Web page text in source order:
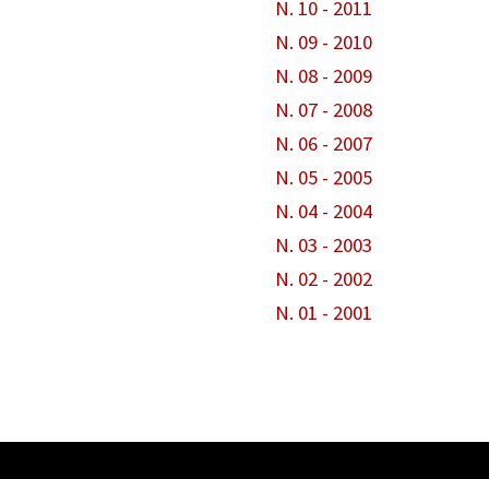
N. 10 - 2011
N. 09 - 2010
N. 08 - 2009
N. 07 - 2008
N. 06 - 2007
N. 05 - 2005
N. 04 - 2004
N. 03 - 2003
N. 02 - 2002
N. 01 - 2001